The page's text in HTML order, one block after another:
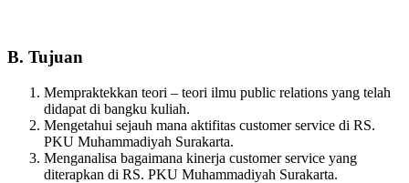
B. Tujuan
Mempraktekkan teori – teori ilmu public relations yang telah
didapat di bangku kuliah.
Mengetahui sejauh mana aktifitas customer service di RS.
PKU Muhammadiyah Surakarta.
Menganalisa bagaimana kinerja customer service yang
diterapkan di RS. PKU Muhammadiyah Surakarta.